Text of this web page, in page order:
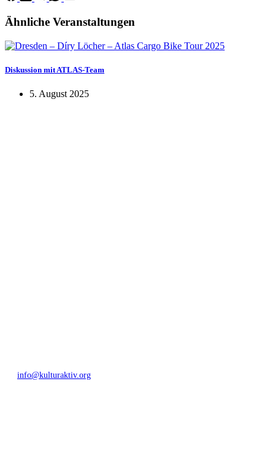
Ähnliche Veranstaltungen
Diskussion mit ATLAS-Team
5. August 2025
info@kulturaktiv.org